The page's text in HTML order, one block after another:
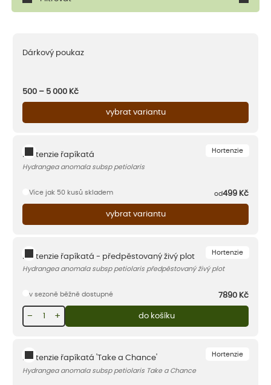
Dárkový poukaz
500 – 5 000 Kč
vybrat variantu
Hortenzie
Hortenzie řapíkatá
Hydrangea anomala subsp petiolaris
Více jak 50 kusů skladem od499 Kč
vybrat variantu
Hortenzie
Hortenzie řapíkatá - předpěstovaný živý plot
Hydrangea anomala subsp petiolaris předpěstovaný živý plot
v sezoně běžně dostupné 7890 Kč
+
− do košíku
Hortenzie
Hortenzie řapíkatá 'Take a Chance'
Hydrangea anomala subsp petiolaris Take a Chance